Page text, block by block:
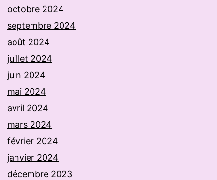
octobre 2024
septembre 2024
août 2024
juillet 2024
juin 2024
mai 2024
avril 2024
mars 2024
février 2024
janvier 2024
décembre 2023